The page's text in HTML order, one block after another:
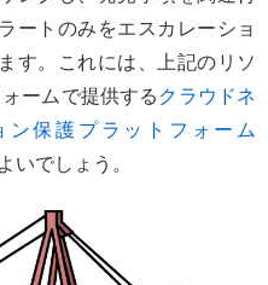
ートのみをエスカレーショ
す。これには、上記のリソ
ームで提供する クラウドネ
保護プラットフォーム
いでしょう。